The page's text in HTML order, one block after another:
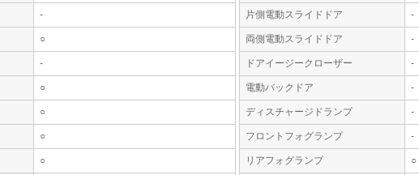
-
○
-
○
○
○
○
片側電動スライドドア -
両側電動スライドドア -
ドアイージークローザー -
電動バックドア -
ディスチャージドランプ -
フロントフォグランプ -
リアフォグランプ ○